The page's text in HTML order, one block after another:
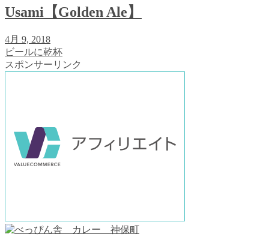
Usami【Golden Ale】
4月 9, 2018
ビールに乾杯
スポンサーリンク